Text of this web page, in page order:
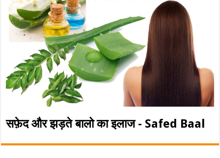
सफ़ेद और झड़ते बालो का इलाज - Safed Baal